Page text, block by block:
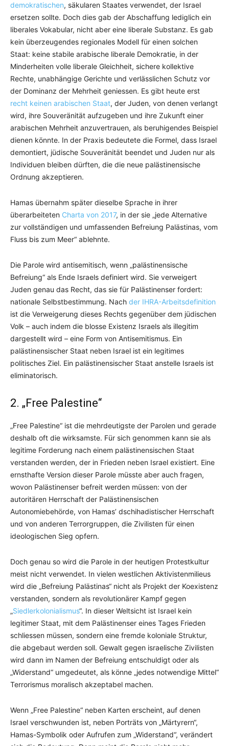
demokratischen, säkularen Staates verwendet, der Israel
ersetzen sollte. Doch dies gab der Abschaffung lediglich ein
liberales Vokabular, nicht aber eine liberale Substanz. Es gab
kein überzeugendes regionales Modell für einen solchen
Staat: keine stabile arabische liberale Demokratie, in der
Minderheiten volle liberale Gleichheit, sichere kollektive
Rechte, unabhängige Gerichte und verlässlichen Schutz vor
der Dominanz der Mehrheit geniessen. Es gibt heute erst
recht keinen arabischen Staat, der Juden, von denen verlangt
wird, ihre Souveränität aufzugeben und ihre Zukunft einer
arabischen Mehrheit anzuvertrauen, als beruhigendes Beispiel
dienen könnte. In der Praxis bedeutete die Formel, dass Israel
demontiert, jüdische Souveränität beendet und Juden nur als
Individuen bleiben dürften, die die neue palästinensische
Ordnung akzeptieren.
Hamas übernahm später dieselbe Sprache in ihrer
überarbeiteten Charta von 2017, in der sie „jede Alternative
zur vollständigen und umfassenden Befreiung Palästinas, vom
Fluss bis zum Meer“ ablehnte.
Die Parole wird antisemitisch, wenn „palästinensische
Befreiung“ als Ende Israels definiert wird. Sie verweigert
Juden genau das Recht, das sie für Palästinenser fordert:
nationale Selbstbestimmung. Nach der IHRA-Arbeitsdefinition
ist die Verweigerung dieses Rechts gegenüber dem jüdischen
Volk – auch indem die blosse Existenz Israels als illegitim
dargestellt wird – eine Form von Antisemitismus. Ein
palästinensischer Staat neben Israel ist ein legitimes
politisches Ziel. Ein palästinensischer Staat anstelle Israels ist
eliminatorisch.
2. „Free Palestine“
„Free Palestine“ ist die mehrdeutigste der Parolen und gerade
deshalb oft die wirksamste. Für sich genommen kann sie als
legitime Forderung nach einem palästinensischen Staat
verstanden werden, der in Frieden neben Israel existiert. Eine
ernsthafte Version dieser Parole müsste aber auch fragen,
wovon Palästinenser befreit werden müssen: von der
autoritären Herrschaft der Palästinensischen
Autonomiebehörde, von Hamas’ dschihadistischer Herrschaft
und von anderen Terrorgruppen, die Zivilisten für einen
ideologischen Sieg opfern.
Doch genau so wird die Parole in der heutigen Protestkultur
meist nicht verwendet. In vielen westlichen Aktivistenmilieus
wird die „Befreiung Palästinas“ nicht als Projekt der Koexistenz
verstanden, sondern als revolutionärer Kampf gegen
„Siedlerkolonialismus“. In dieser Weltsicht ist Israel kein
legitimer Staat, mit dem Palästinenser eines Tages Frieden
schliessen müssen, sondern eine fremde koloniale Struktur,
die abgebaut werden soll. Gewalt gegen israelische Zivilisten
wird dann im Namen der Befreiung entschuldigt oder als
„Widerstand“ umgedeutet, als könne „jedes notwendige Mittel“
Terrorismus moralisch akzeptabel machen.
Wenn „Free Palestine“ neben Karten erscheint, auf denen
Israel verschwunden ist, neben Porträts von „Märtyrern“,
Hamas-Symbolik oder Aufrufen zum „Widerstand“, verändert